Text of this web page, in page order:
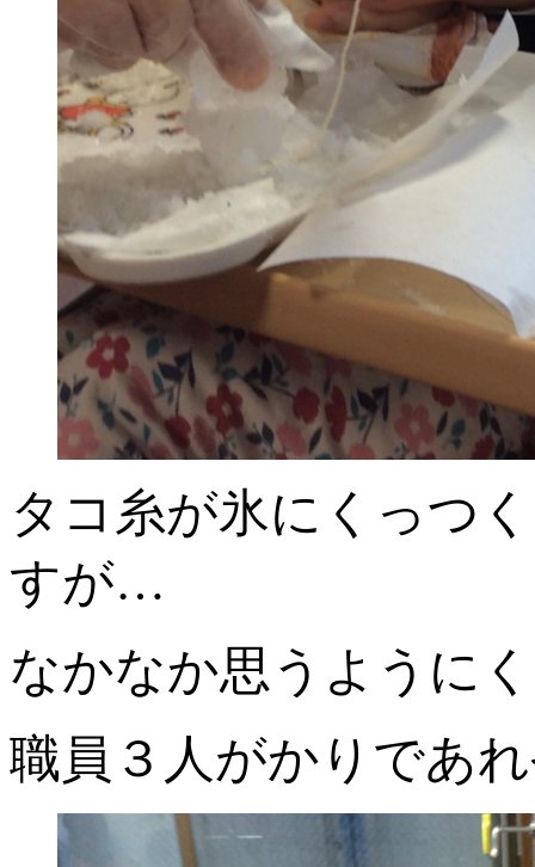
タコ糸が氷にくっつ
すが…
なかなか思うように
職員３人がかりであ